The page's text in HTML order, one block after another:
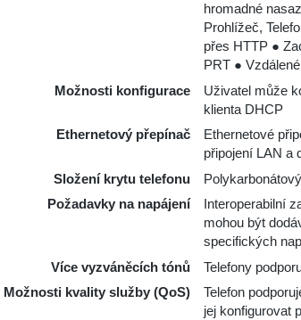
hromadné
Prohlížeč,
přes HTTP ●
PRT ●
Možnosti konfigurace
Uživatel může
klienta DHCP
Ethernetový přepínač
Ethernetové
připojení LAN a
Složení krytu telefonu
Požadavky na napájení
Interoperabilní
mohou být
specifických
Více vyzváněcích tónů
Telefony
Možnosti kvality služby (QoS)
Telefon
jej konfigurovat